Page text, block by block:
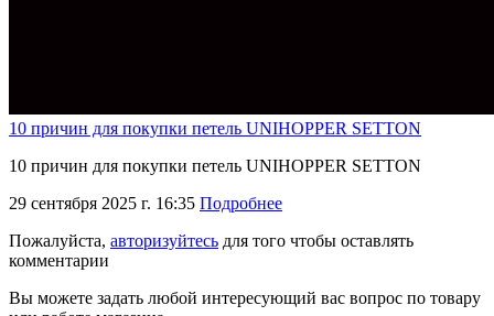
10 причин для покупки петель UNIHOPPER SETTON
10 причин для покупки петель UNIHOPPER SETTON
29 сентября 2025 г. 16:35 Подробнее
Пожалуйста, авторизуйтесь для того чтобы оставлять
комментарии
Вы можете задать любой интересующий вас вопрос по товару